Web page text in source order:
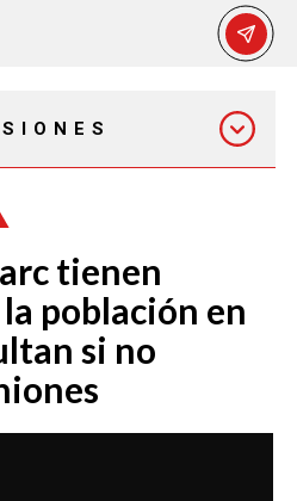
PM
PM
tienen
población en
si no